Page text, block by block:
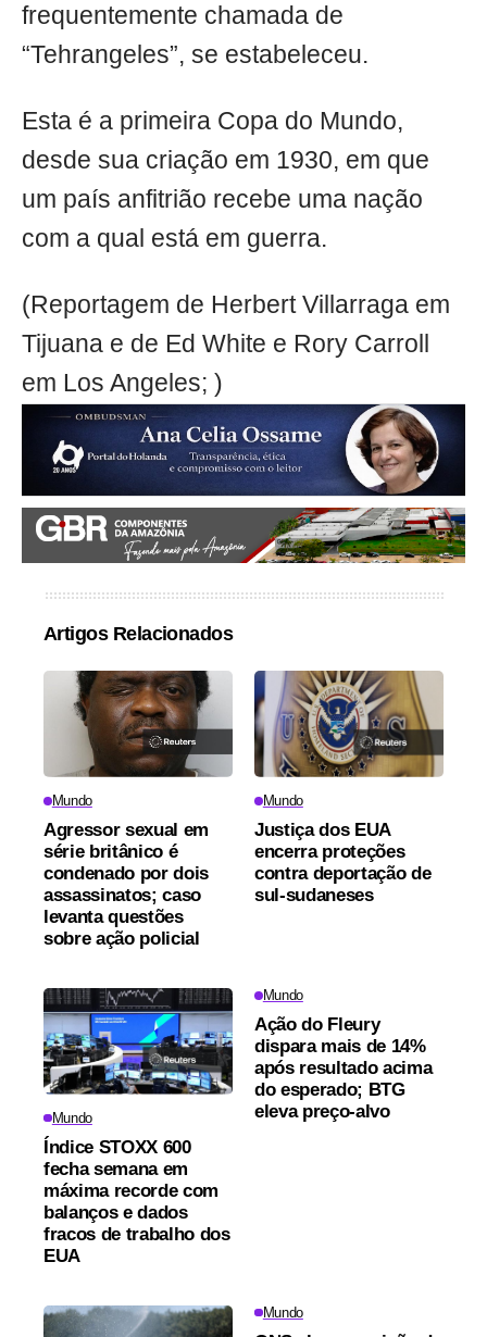
frequentemente chamada de
“Tehrangeles”, se estabeleceu.
Esta é a primeira Copa do Mundo,
desde sua criação em 1930, em que
um país anfitrião recebe uma nação
com a qual está em guerra.
(Reportagem de Herbert Villarraga em
Tijuana e de Ed White e Rory Carroll
em Los Angeles; )
Artigos Relacionados
Mundo
Agressor sexual em
série britânico é
condenado por dois
assassinatos; caso
levanta questões
sobre ação policial
Mundo
Justiça dos EUA
encerra proteções
contra deportação de
sul-sudaneses
Mundo
Índice STOXX 600
fecha semana em
máxima recorde com
balanços e dados
fracos de trabalho dos
EUA
Mundo
Ação do Fleury
dispara mais de 14%
após resultado acima
do esperado; BTG
eleva preço-alvo
Mundo